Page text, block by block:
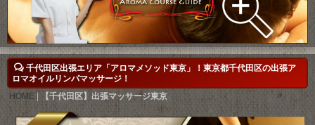
千代田区出張エリア「アロマメソッド東京」！東京都千代田区の出張ア
ロマオイルリンパマッサージ！
HOME | 【千代田区】出張マッサージ東京